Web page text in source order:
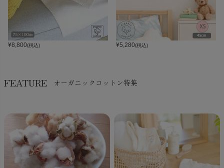
¥8,800(税込) ¥5,280(税込)
FEATURE オーガニックコットン特集